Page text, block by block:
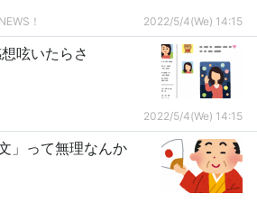
！ 2022/5/4(We) 14:15
呟いたらさ
2022/5/4(We) 14:15
」って無理なんか